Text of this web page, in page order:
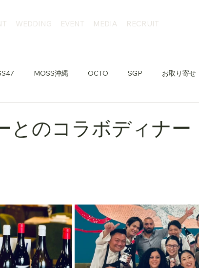
WEDDING EVENT MEDIA RECRUIT
MOSS沖縄 OCTO SGP お取り寄せ
とのコラボディナー